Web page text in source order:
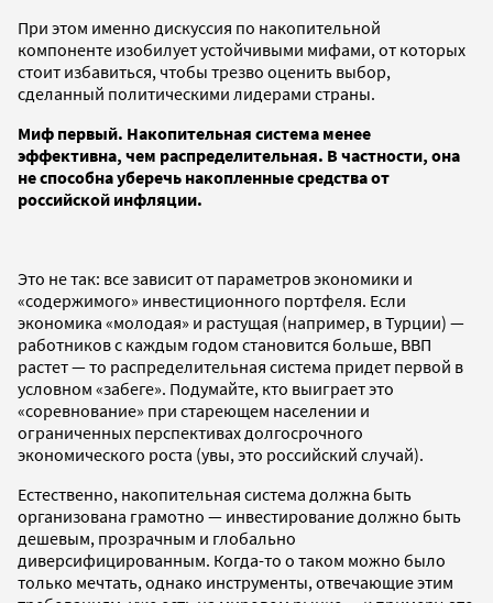
При этом именно дискуссия по накопительной
компоненте изобилует устойчивыми мифами, от которых
стоит избавиться, чтобы трезво оценить выбор,
сделанный политическими лидерами страны.
Миф первый. Накопительная система менее
эффективна, чем распределительная. В частности, она
не способна уберечь накопленные средства от
российской инфляции.
Это не так: все зависит от параметров экономики и
«содержимого» инвестиционного портфеля. Если
экономика «молодая» и растущая (например, в Турции) —
работников с каждым годом становится больше, ВВП
растет — то распределительная система придет первой в
условном «забеге». Подумайте, кто выиграет это
«соревнование» при стареющем населении и
ограниченных перспективах долгосрочного
экономического роста (увы, это российский случай).
Естественно, накопительная система должна быть
организована грамотно — инвестирование должно быть
дешевым, прозрачным и глобально
диверсифицированным. Когда-то о таком можно было
только мечтать, однако инструменты, отвечающие этим